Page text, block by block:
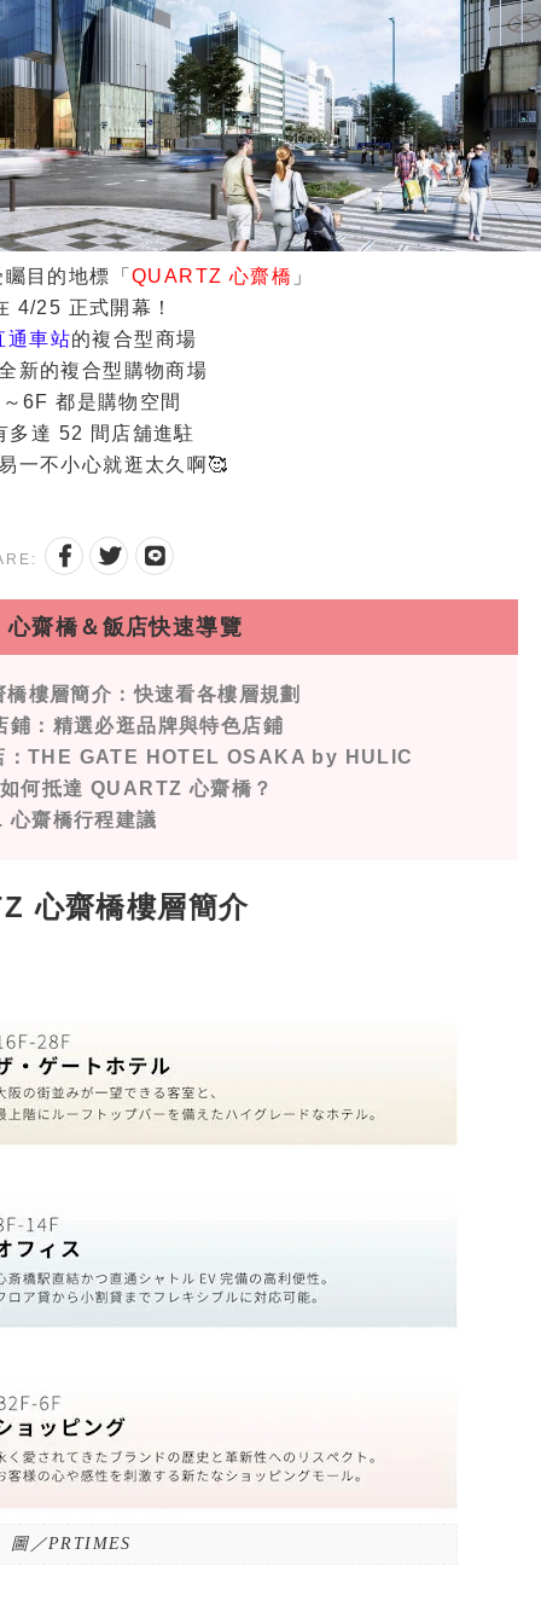
目的地標「QUARTZ 心齋橋 」
4/25 正式開幕！
通車站的複合型商場
新的複合型購物商場
6F 都是購物空間
多達 52 間店舖進駐
一不小心就逛太久啊🥰
齋橋＆飯店快速導覽
樓層簡介：快速看各樓層規劃
鋪：精選必逛品牌與特色店鋪
：THE GATE HOTEL OSAKA by HULIC
何抵達 QUARTZ 心齋橋？
心齋橋行程建議
心齋橋樓層簡介
圖／PRTIMES